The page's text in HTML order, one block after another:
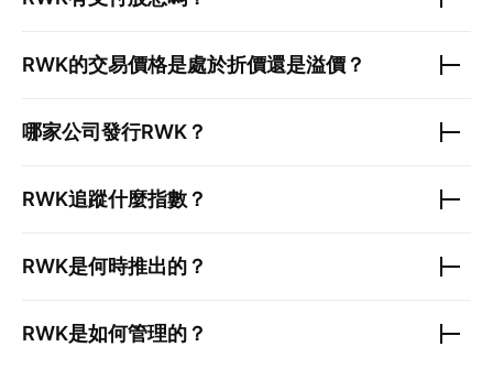
RWK的交易價格是處於折價還是溢價？
哪家公司發行RWK ？
RWK追蹤什麼指數？
RWK是何時推出的？
RWK是如何管理的？